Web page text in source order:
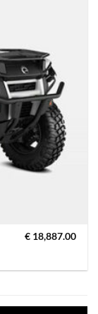
€18,887.00